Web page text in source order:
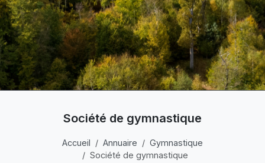
Société de gymnastique
Accueil Annuaire
Gymnastique
Société de gymnastique